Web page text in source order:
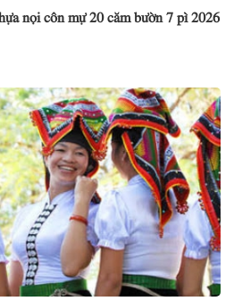
nọi côn mự 20 căm bườn 7 pì 2026